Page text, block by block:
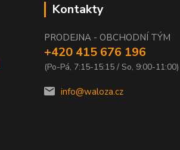
Kontakty
PRODEJNA - OBCHODNÍ TÝM
+420 415 676 196
(Po-Pá, 7:15-15:15 / So, 9:00-11:00)
info@waloza.cz